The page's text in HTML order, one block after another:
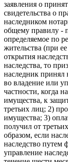
заявления о
свидетельства о
наследником
общему правилу -
определяемое по
жительства (при
открытия
наследства, то
наследник принял
во владение или
частности, когда
имущества, к
третьих лиц; 2)
имущества; 3)
получил от
образом, если
наследство путем
управление